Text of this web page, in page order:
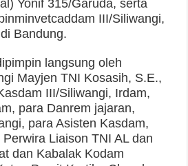
Yonif 315/Garuda, serta
III/Siliwangi,
Bandung.
langsung oleh
Mayjen TNI Kosasih, S.E.,
III/Siliwangi, Irdam,
para Danrem jajaran,
para Asisten Kasdam,
Liaison TNI AL dan
dan Kabalak Kodam